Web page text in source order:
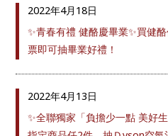
2022年4月18日
✨青春有禮 健酪慶畢業✨買健
票即可抽畢業好禮！
2022年4月13日
✨全聯獨家「負擔少一點 美好